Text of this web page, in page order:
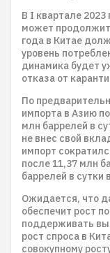
В I квартале
может
года в Китае
уровень
динамика будет
отказа от
По
импорта в Азию
млн баррелей в
не внес свой
импорт
после 11,37 млн
баррелей в сутки
Ожидается, что
обеспечит рост
поддерживать
рост спроса в
совокупному